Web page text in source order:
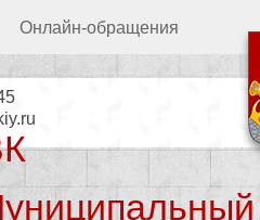
Онлайн-обращения